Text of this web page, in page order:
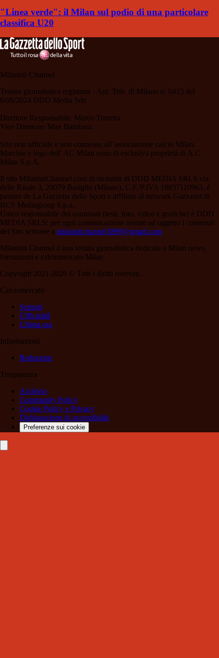
"Linea verde": il Milan sul podio di una particolare
classifica U20
Milanisti Channel
Testata giornalistica registrata - Aut. Trib. di Milano n. 6415 del
6/06/2024 DDD Media Srls
Direttore Responsabile: Marco Torretta
Vice Direttore: Max Bambara.
Sito non ufficiale e non connesso all' associazione calcio Milan.
Marchio e logo dell' AC Milan sono di esclusiva proprietà di A.C.
Milan S.p.A.
Il sito MilanistiChannel.com di titolarità di DDD MEDIA SRLS via
delle Risaie 3, 20079 Basiglio (Milano), C.F./P.IVA 10837110963, è
partner de La Gazzetta dello Sport e affiliato al network Gazzanet di
RCS Mediagroup S.p.a..
Unico responsabile dei contenuti (testi, foto, video e grafiche) è DDD
MEDIA SRLS; per ogni comunicazione avente ad oggetto i contenuti
del Sito scrivere a milanistichannel1899@gmail.com
Milanisti Channel è una testata giornalistica dedicata a Milan news,
formazioni e calciomercato Milan
Copyright 2021-2026 © Tutti i diritti riservati.
Calciomercato
Scenari
Ufficialità
Ultima ora
Informazioni
Redazione
Trasparenza
Archivio
Community Policy
Cookie Policy e Privacy
Dichiarazione di accessibilità
Preferenze sui cookie